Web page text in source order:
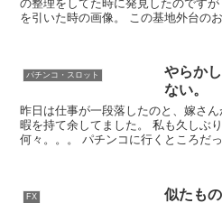
の整理をしてた時に発見したのです
を引いた時の画像。 この基地外台の
パチンコ・スロット
やらか
ない。
昨日は仕事が一段落したのと、嫁さ
暇を持て余してました。 私も久しぶ
何々。。。 パチンコに行くところだ
FX 似たも